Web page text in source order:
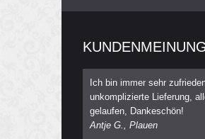
Ich bin immer sehr
unkomplizierte Lieferung,
gelaufen, Dankeschön!
Antje G., Plauen